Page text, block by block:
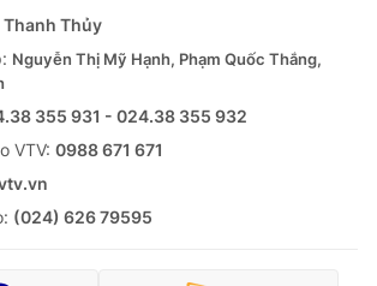
Thanh Thủy
Nguyễn Thị Mỹ Hạnh, Phạm Quốc Thắng,
355 931 - 024.38 355 932
VTV: 0988 671 671
(024) 626 79595